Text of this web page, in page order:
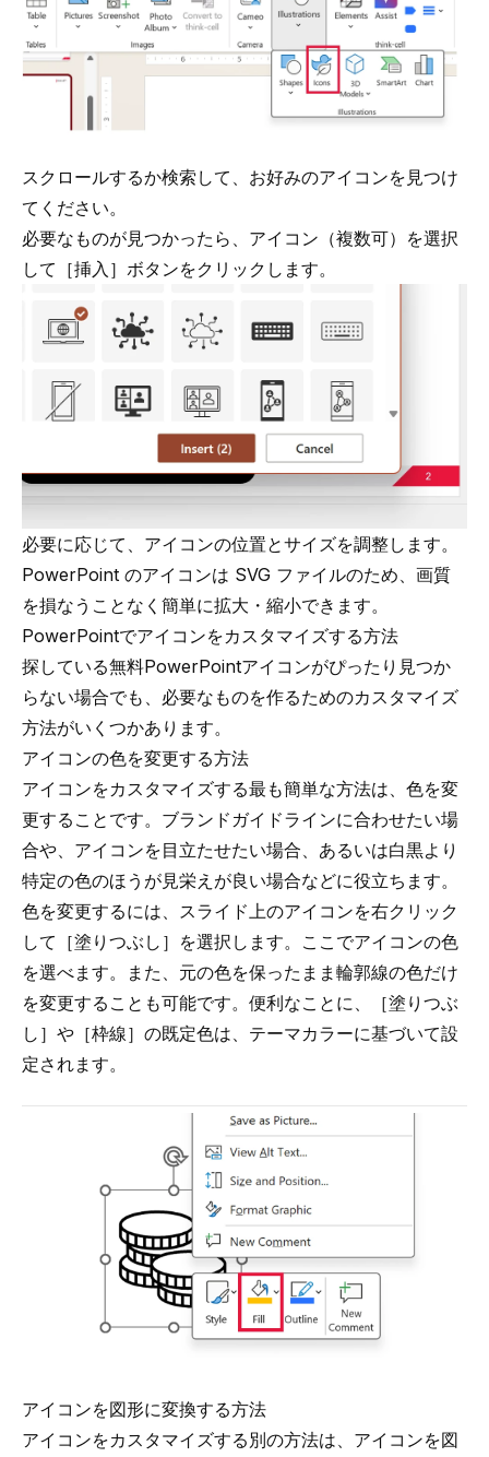
スクロールするか検索して、お好みのアイコンを見つけ
てください。
必要なものが見つかったら、アイコン（複数可）を選択
して［挿入］ボタンをクリックします。
必要に応じて、アイコンの位置とサイズを調整します。
PowerPoint のアイコンは SVG ファイルのため、画質
を損なうことなく簡単に拡大・縮小できます。
PowerPointでアイコンをカスタマイズする方法
探している無料PowerPointアイコンがぴったり見つか
らない場合でも、必要なものを作るためのカスタマイズ
方法がいくつかあります。
アイコンの色を変更する方法
アイコンをカスタマイズする最も簡単な方法は、色を変
更することです。ブランドガイドラインに合わせたい場
合や、アイコンを目立たせたい場合、あるいは白黒より
特定の色のほうが見栄えが良い場合などに役立ちます。
色を変更するには、スライド上のアイコンを右クリック
して［塗りつぶし］を選択します。ここでアイコンの色
を選べます。また、元の色を保ったまま輪郭線の色だけ
を変更することも可能です。便利なことに、［塗りつぶ
し］や［枠線］の既定色は、テーマカラーに基づいて設
定されます。
アイコンを図形に変換する方法
アイコンをカスタマイズする別の方法は、アイコンを図